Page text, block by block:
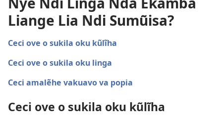
Liange Lia Ndi Sumũisa?
Ceci ove o sukila oku kũlĩha
Ceci ove o sukila oku linga
Ceci amalẽhe vakuavo va popia
Ceci ove o sukila oku kũlĩha